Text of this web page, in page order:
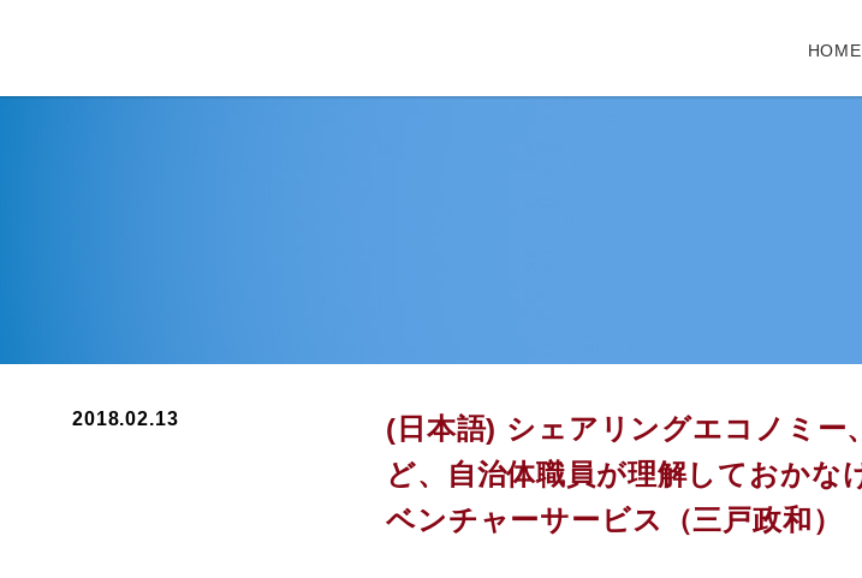
HOME
2018.02.13
(日本語) シェアリングエコノミー
ど、自治体職員が理解しておかな
ベンチャーサービス（三戸政和）